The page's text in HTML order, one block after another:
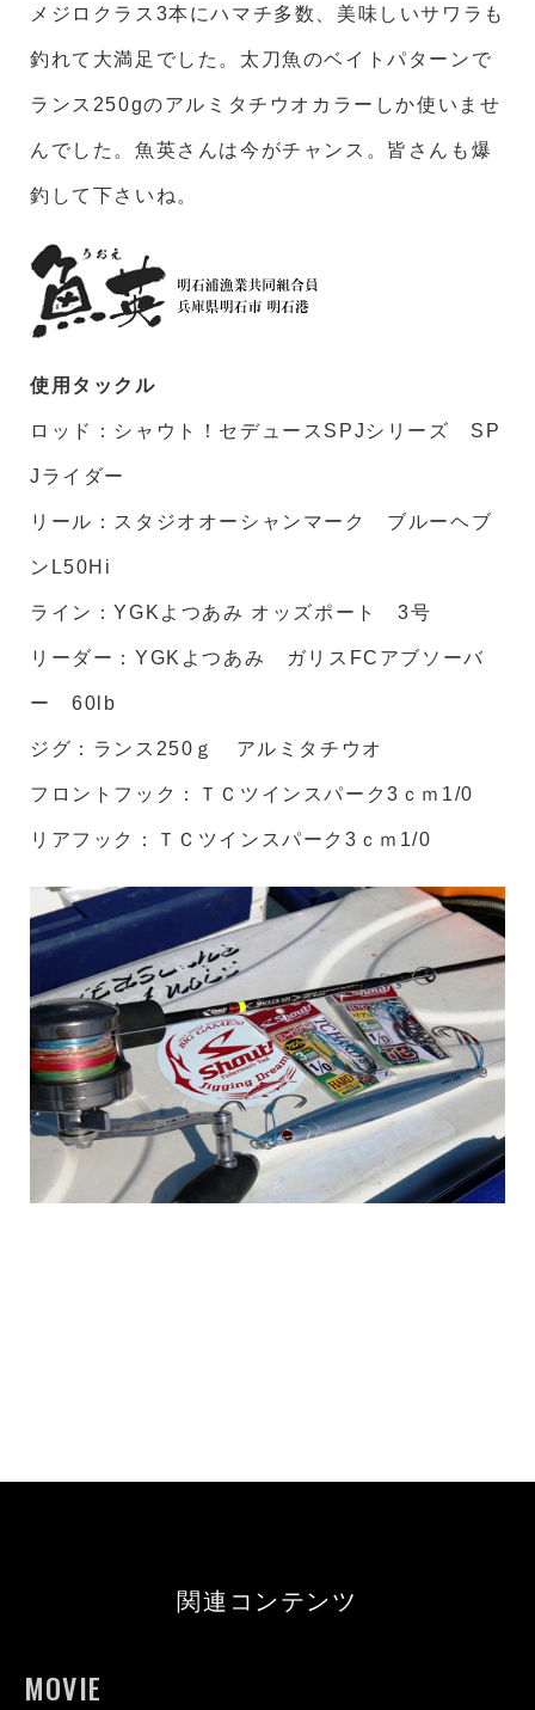
メジロクラス3本にハマチ多数、美味しいサワラも
釣れて大満足でした。太刀魚のベイトパターンで
ランス250gのアルミタチウオカラーしか使いませ
んでした。魚英さんは今がチャンス。皆さんも爆
釣して下さいね。
使用タックル
ロッド：シャウト！セデュースSPJシリーズ SP
Jライダー
リール：スタジオオーシャンマーク ブルーヘブ
ンL50Hi
ライン：YGKよつあみ オッズポート 3号
リーダー：YGKよつあみ ガリスFCアブソーバ
ー 60lb
ジグ：ランス250ｇ アルミタチウオ
フロントフック：ＴＣツインスパーク3ｃｍ1/0
リアフック：ＴＣツインスパーク3ｃｍ1/0
関連コンテンツ
MOVIE